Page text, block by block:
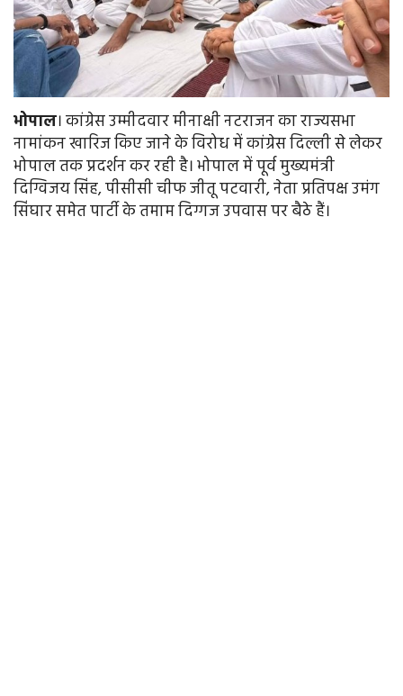
भोपाल। कांग्रेस उम्मीदवार मीनाक्षी नटराजन का राज्यसभा
नामांकन खारिज किए जाने के विरोध में कांग्रेस दिल्ली से लेकर
भोपाल तक प्रदर्शन कर रही है। भोपाल में पूर्व मुख्यमंत्री
दिग्विजय सिंह, पीसीसी चीफ जीतू पटवारी, नेता प्रतिपक्ष उमंग
सिंघार समेत पार्टी के तमाम दिग्गज उपवास पर बैठे हैं।